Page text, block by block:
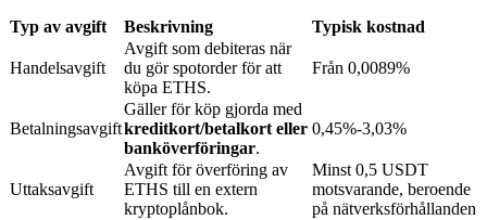
BTR-låsningar
Exklusiva investeringar för BTR-innehavare
Typ av avgift Beskrivning Typisk kostnad
Handelsavgift
Avgift som debiteras när
du gör spotorder för att
köpa ETHS.
Från 0,0089%
Betalningsavgift
Gäller för köp gjorda med
kreditkort/betalkort eller
banköverföringar.
0,45%-3,03%
Uttaksavgift
Avgift för överföring av
ETHS till en extern
kryptoplånbok.
Minst 0,5 USDT
motsvarande, beroende
på nätverksförhållanden